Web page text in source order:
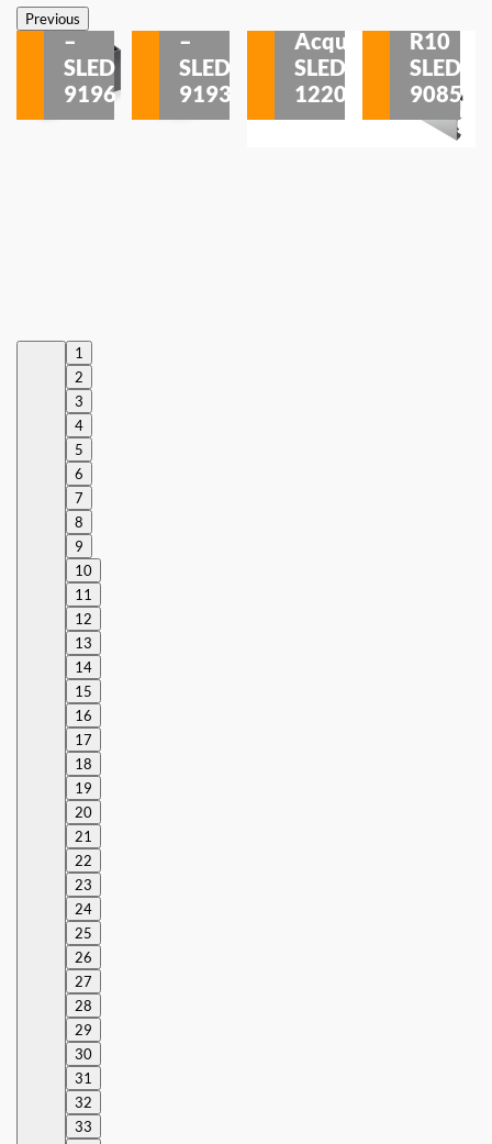
PreviousSobrepor
–
SLED
9196
–
SLED
9193
Acqua
SLED
1220
R10
SLED
9085
1
2
3
4
5
6
7
8
9
10
11
12
13
14
15
16
17
18
19
20
21
22
23
24
25
26
27
28
29
30
31
32
33